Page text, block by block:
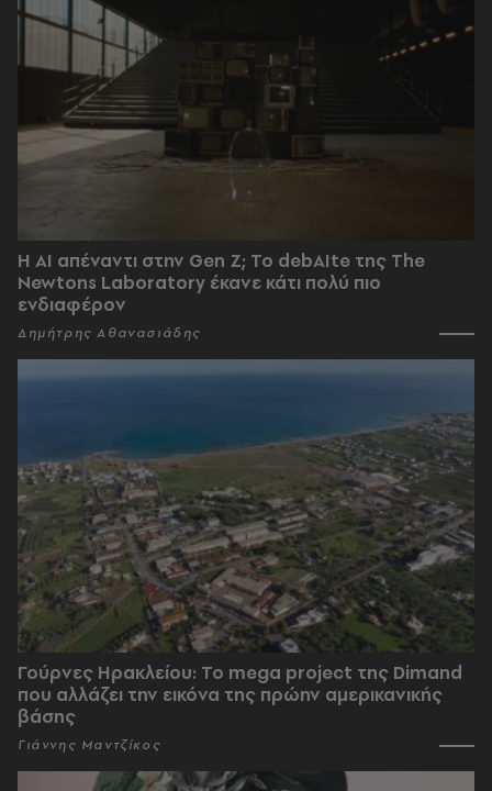
Η AI απέναντι στην Gen Z; Το debAIte της The
Newtons Laboratory έκανε κάτι πολύ πιο
ενδιαφέρον
Δημήτρης Αθανασιάδης
Γούρνες Ηρακλείου: To mega project της Dimand
που αλλάζει την εικόνα της πρώην αμερικανικής
βάσης
Γιάννης Μαντζίκος